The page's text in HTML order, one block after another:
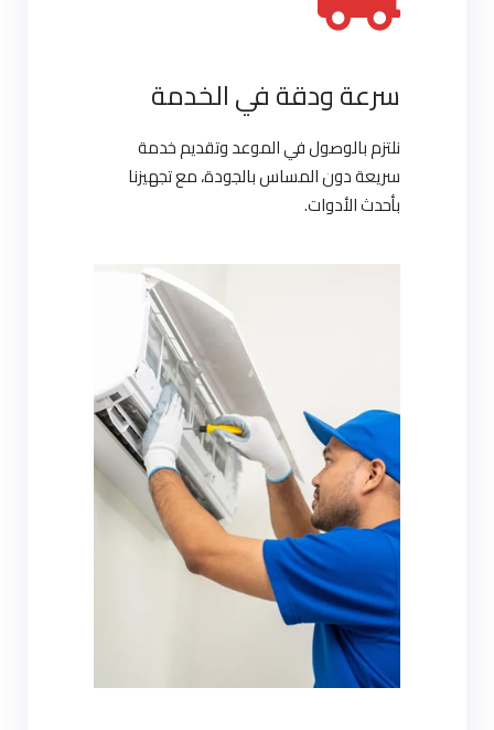
سرعة ودقة في الخدمة
نلتزم بالوصول في الموعد وتقديم خدمة
سريعة دون المساس بالجودة، مع تجهيزنا
بأحدث الأدوات.